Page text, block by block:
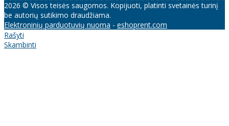
2026 © Visos teisės saugomos. Kopijuoti, platinti svetainės turinį
be autorių sutikimo draudžiama.
Elektroninių parduotuvių nuoma - eshoprent.com
Rašyti
Skambinti